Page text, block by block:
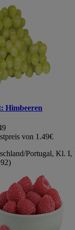
Himbeeren
von 1.49€
Portugal, Kl. I,